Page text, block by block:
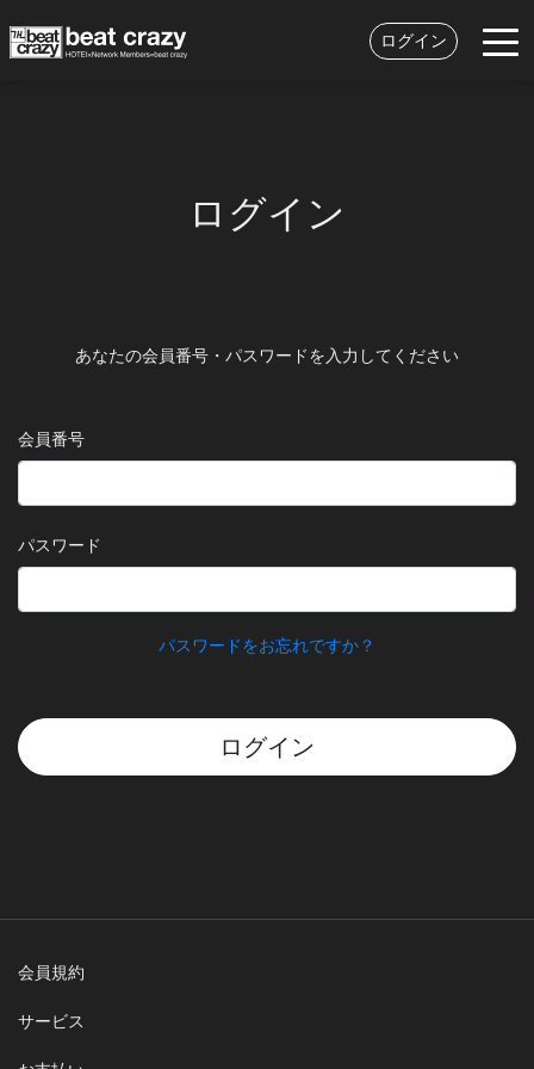
ログイン
ログイン
あなたの会員番号・パスワードを入力してください
会員番号
パスワード
パスワードをお忘れですか？
ログイン
会員規約
サービス